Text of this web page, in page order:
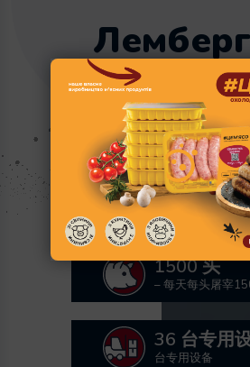
总是新鲜
所有产品
1500 头
– 每天每头屠宰
36 台专用
台专用设备